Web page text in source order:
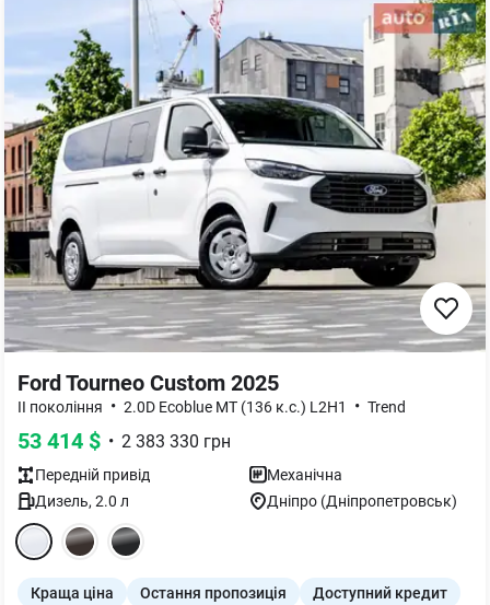
Ford Tourneo Custom 2025
II покоління • 2.0D Ecoblue MT (136 к.с.) L2H1 • Trend
53 414 $ • 2 383 330 грн
Передній привід
Механічна
Дизель, 2.0 л Дніпро (Дніпропетровськ)
Краща ціна Остання пропозиція Доступний кредит